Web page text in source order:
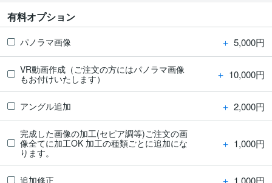
有料オプション
パノラマ画像 ＋ 5,000円
VR動画作成（ご注文の方にはパノラマ画像
もお付けいたします）
＋ 10,000円
アングル追加 ＋ 2,000円
完成した画像の加工(セピア調等)ご注文の画
像全てに加工OK 加工の種類ごとに追加にな
ります。
＋ 1,000円
追加修正 ＋ 1,000円